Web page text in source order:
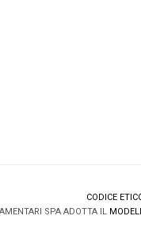
CODICE
SPA ADOTTA IL